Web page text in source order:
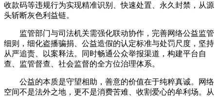
收款码等违规行为实现精准识别、快速处置、永久封禁，从源
头斩断灰色利益链。
监管部门与司法机关需强化联动协作，完善网络公益监管
细则，细化盗播骗捐、公益造假的认定标准与处罚尺度，坚持
从严追责、以案释法。同时畅通公众举报渠道，构建平台自
查、监管督查、社会监督的全方位治理体系。
公益的本质是守望相助，善意的价值在于纯粹真诚。网络
空间不是法外之地，更不是消费苦难、收割爱心的牟利场。从